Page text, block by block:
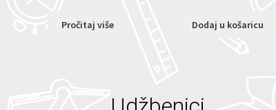
Pročitaj više Dodaj u košaricu